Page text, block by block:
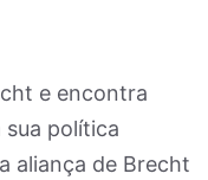
e encontra
política
aliança de Brecht